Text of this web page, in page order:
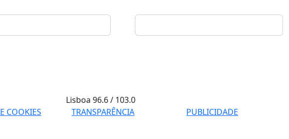
Lisboa96.6 / 103.0
COOKIES TRANSPARÊNCIA
PUBLICIDADE